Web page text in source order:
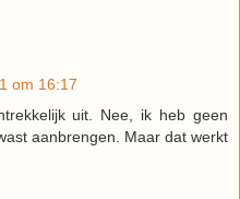
om 16:17
uit. Nee, ik heb geen
aanbrengen. Maar dat werkt